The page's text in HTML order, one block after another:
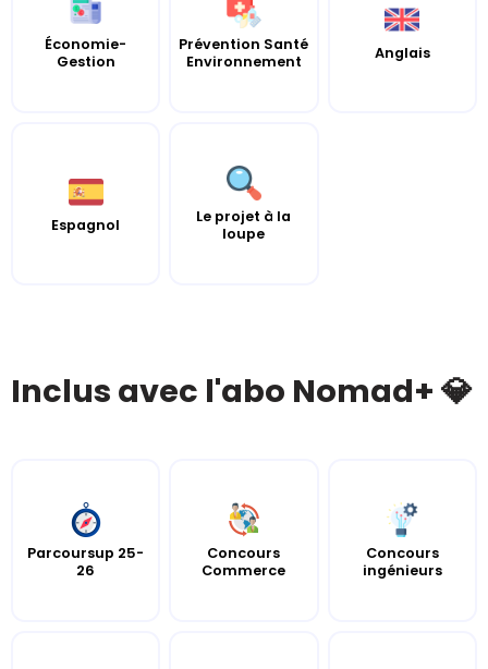
Économie-
Gestion
Prévention Santé
Environnement
Anglais
Espagnol
Le projet à la
loupe
Inclus avec l'abo Nomad+ 💎
Parcoursup 25-
26
Concours
Commerce
Concours
ingénieurs